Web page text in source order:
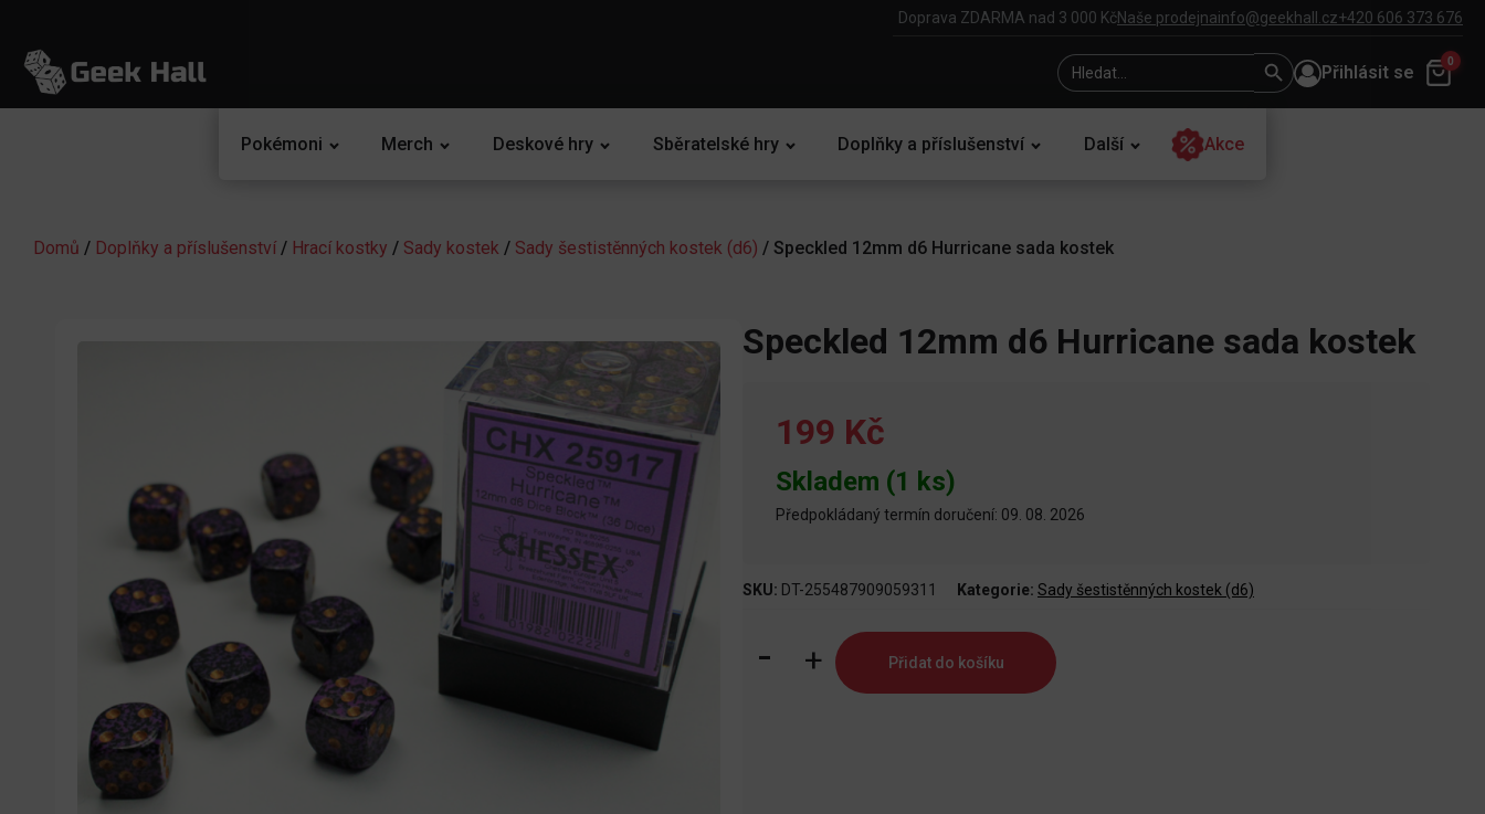
Doprava ZDARMA nad 3 000 KčNaše prodejnainfo@geekhall.cz+420 606 373 676
Search
for:
Search
Button
Přihlásit se
0
Pokémoni Merch Deskové hry Sběratelské hry Doplňky a příslušenství Další Akce
Domů / Doplňky a příslušenství / Hrací kostky / Sady kostek / Sady šestistěnných kostek (d6) / Speckled 12mm d6 Hurricane sada kostek
Speckled 12mm d6 Hurricane sada kostek
199 Kč
Skladem (1 ks)
Předpokládaný termín doručení: 09. 08. 2026
SKU: DT-255487909059311 Kategorie: Sady šestistěnných kostek (d6)
Speckled
12mm
Přidat do košíku